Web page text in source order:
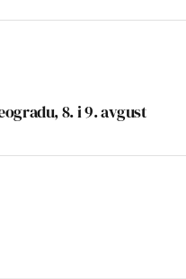
8. i 9. avgust